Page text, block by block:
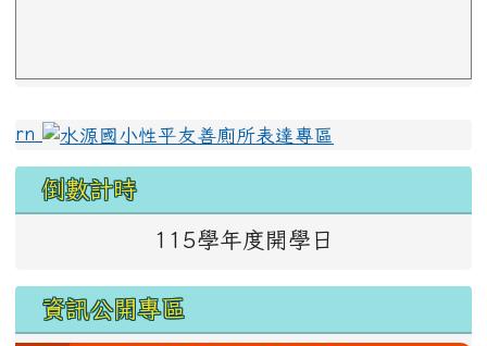
左邊區域內容
rn
倒數計時
115學年度開學日
資訊公開專區